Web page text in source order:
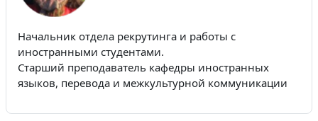
Начальник отдела рекрутинга и работы с
иностранными студентами.
Старший преподаватель кафедры иностранных
языков, перевода и межкультурной коммуникации